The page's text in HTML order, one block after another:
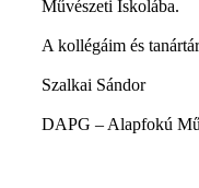
Művészeti Iskolába.
A kollégáim és
Szalkai Sándor
DAPG – Alapfokú